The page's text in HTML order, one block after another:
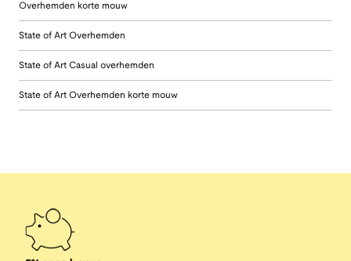
Overhemden korte mouw
State of Art Overhemden
State of Art Casual overhemden
State of Art Overhemden korte mouw